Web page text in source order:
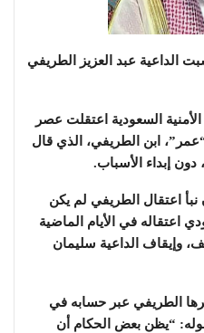
الداعية عبد العزيز الطريفي
السعودية اعتقلت عصر
ابن الطريفي، الذي قال
دون إبداء الأسباب.
اعتقال الطريفي لم يكن
اعتقاله في الأيام الماضية
وإيقاف الداعية سليمان
الطريفي عبر حسابه في
“يظن بعض الحكام أن